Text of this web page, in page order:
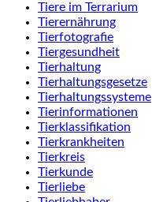
Tiere im Terrarium
Tierernährung
Tierfotografie
Tiergesundheit
Tierhaltung
Tierhaltungsgesetze
Tierhaltungssysteme
Tierinformationen
Tierklassifikation
Tierkrankheiten
Tierkreis
Tierkunde
Tierliebe